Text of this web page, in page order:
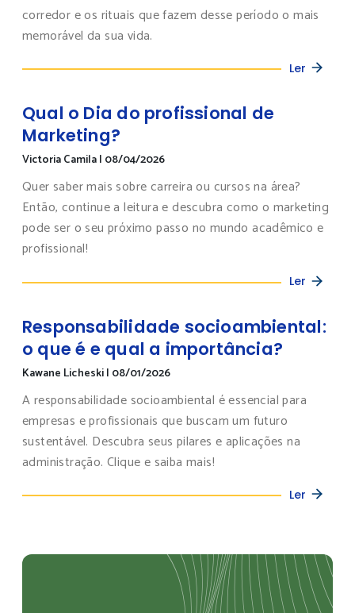
corredor e os rituais que fazem desse período o mais
memorável da sua vida.
Ler
Qual o Dia do profissional de
Marketing?
Victoria Camila| 08/04/2026
Quer saber mais sobre carreira ou cursos na área?
Então, continue a leitura e descubra como o marketing
pode ser o seu próximo passo no mundo acadêmico e
profissional!
Ler
Responsabilidade socioambiental:
o que é e qual a importância?
Kawane Licheski| 08/01/2026
A responsabilidade socioambiental é essencial para
empresas e profissionais que buscam um futuro
sustentável. Descubra seus pilares e aplicações na
administração. Clique e saiba mais!
Ler